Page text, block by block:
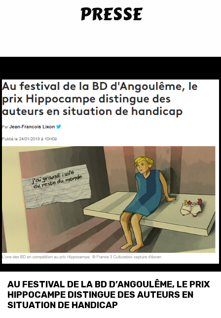
PRESSE
AU FESTIVAL DE LA BD D’ANGOULÊME, LE PRIX
HIPPOCAMPE DISTINGUE DES AUTEURS EN
SITUATION DE HANDICAP